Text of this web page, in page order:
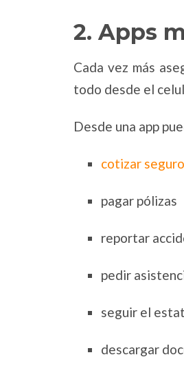
2. Apps
Cada vez más
todo desde el
Desde una app
cotizar
pagar pólizas
reportar
pedir
seguir el
descargar